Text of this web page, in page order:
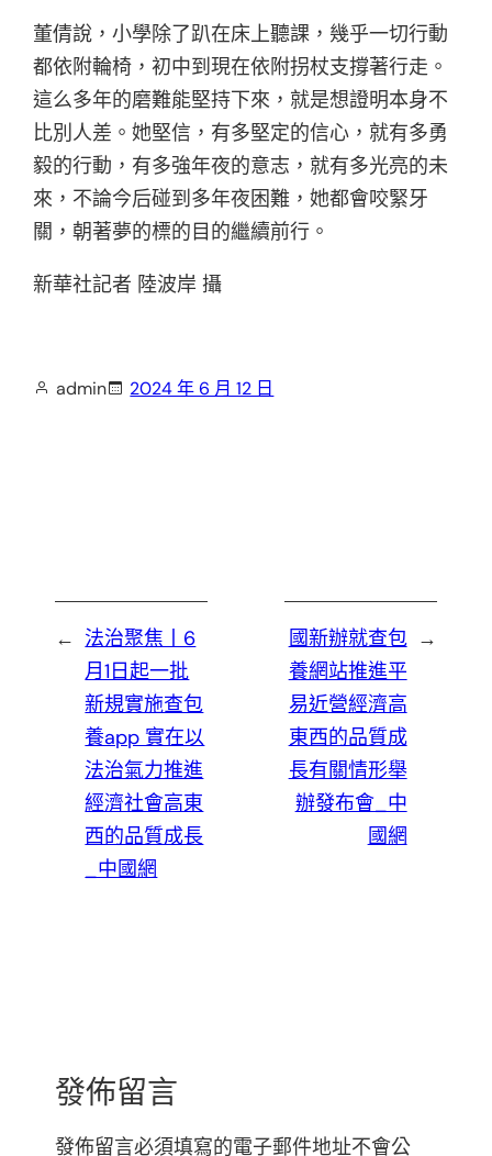
董倩說，小學除了趴在床上聽課，幾乎一切行動
都依附輪椅，初中到現在依附拐杖支撐著行走。
這么多年的磨難能堅持下來，就是想證明本身不
比別人差。她堅信，有多堅定的信心，就有多勇
毅的行動，有多強年夜的意志，就有多光亮的未
來，不論今后碰到多年夜困難，她都會咬緊牙
關，朝著夢的標的目的繼續前行。
新華社記者 陸波岸 攝
admin 2024 年 6 月 12 日
← 法治聚焦丨6
月1日起一批
新規實施查包
養app 實在以
法治氣力推進
經濟社會高東
西的品質成長
_中國網
→
國新辦就查包
養網站推進平
易近營經濟高
東西的品質成
長有關情形舉
辦發布會_中
國網
發佈留言
發佈留言必須填寫的電子郵件地址不會公